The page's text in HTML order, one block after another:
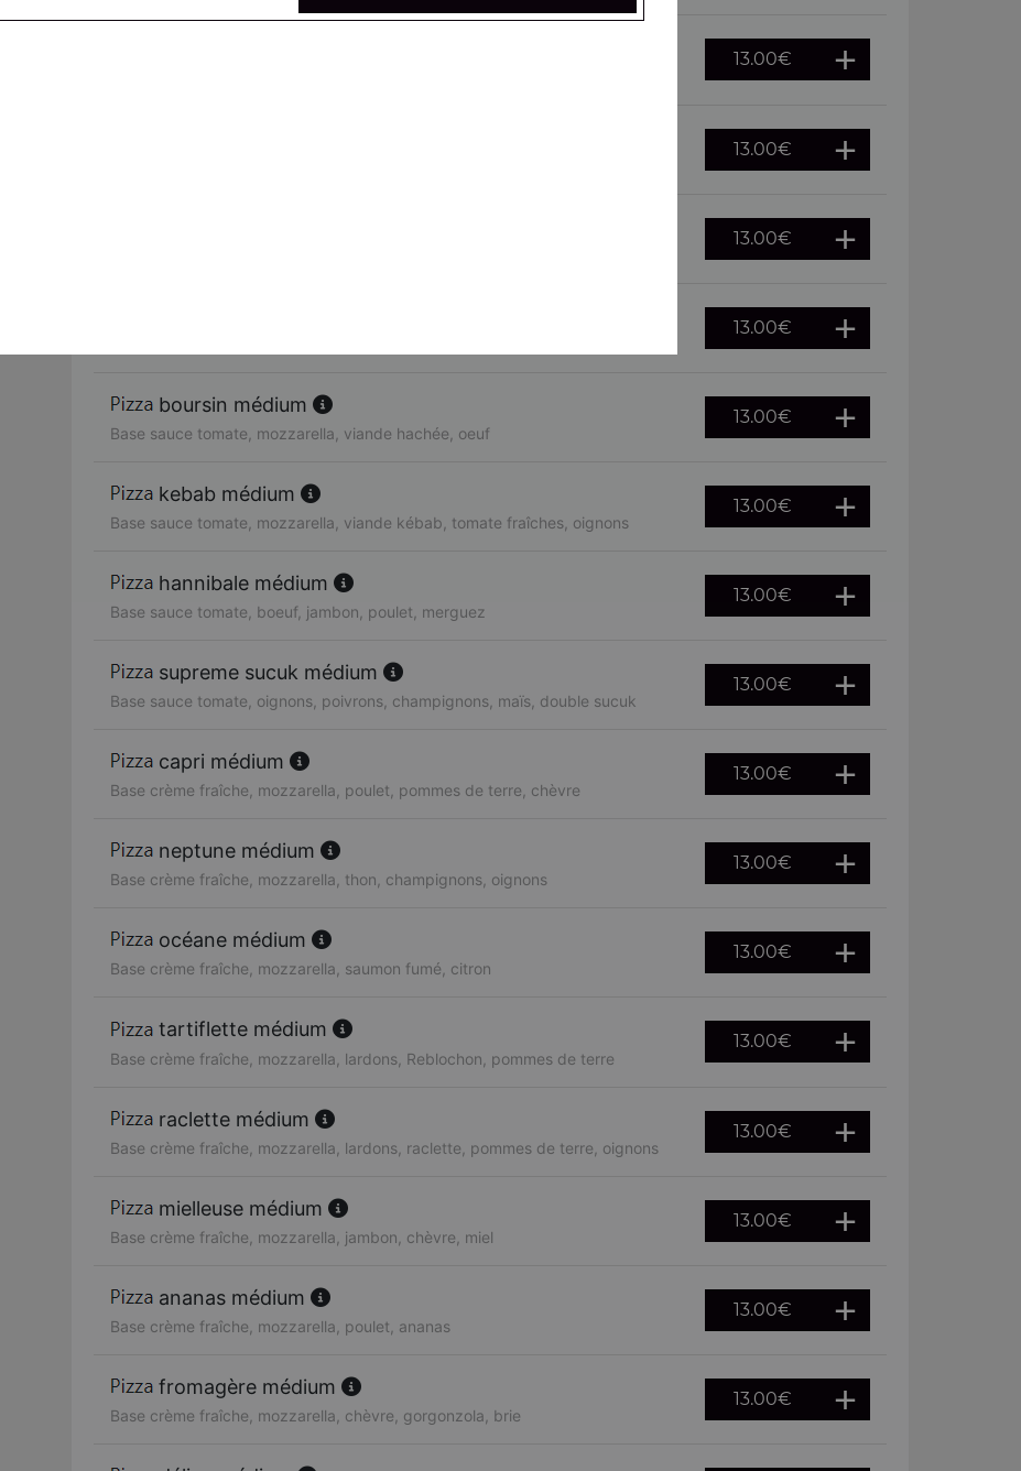
13.00€
13.00€
13.00€
13.00€
boursin médium
Base sauce tomate, mozzarella, viande hachée, oeuf
13.00€
kebab médium
Base sauce tomate, mozzarella, viande kébab, tomate fraîches, oignons
13.00€
hannibale médium
Base sauce tomate, boeuf, jambon, poulet, merguez
13.00€
supreme sucuk médium
Base sauce tomate, oignons, poivrons, champignons, maïs, double sucuk
13.00€
capri médium
Base crème fraîche, mozzarella, poulet, pommes de terre, chèvre
13.00€
neptune médium
Base crème fraîche, mozzarella, thon, champignons, oignons
13.00€
océane médium
Base crème fraîche, mozzarella, saumon fumé, citron
13.00€
tartiflette médium
Base crème fraîche, mozzarella, lardons, Reblochon, pommes de terre
13.00€
raclette médium
Base crème fraîche, mozzarella, lardons, raclette, pommes de terre, oignons
13.00€
mielleuse médium
Base crème fraîche, mozzarella, jambon, chèvre, miel
13.00€
ananas médium
Base crème fraîche, mozzarella, poulet, ananas
13.00€
fromagère médium
Base crème fraîche, mozzarella, chèvre, gorgonzola, brie
13.00€